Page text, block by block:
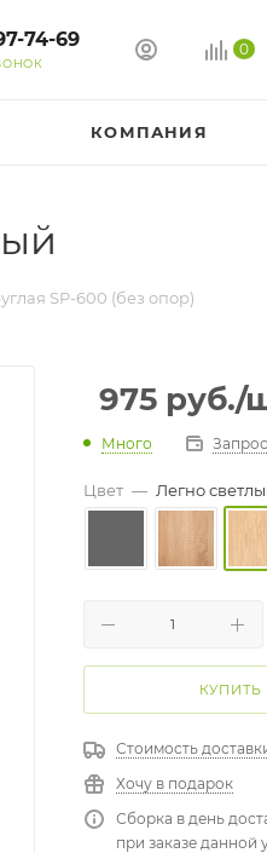
74-69 0
КОМПАНИЯ
SP-600 (без опор)
975 руб./
Много
Цвет — Легно
КУПИТЬ
Стоимость
Хочу в подарок
Сборка в день
при заказе данной